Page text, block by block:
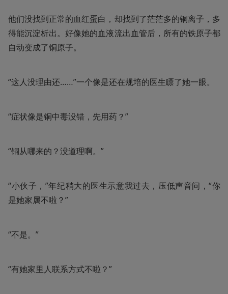
他们没找到正常的血红蛋白，却找到了茫茫多的铜离子，多
得能沉淀析出。好像她的血液流出血管后，所有的铁原子都
自动变成了铜原子。
“这人没理由还……”一个像是还在规培的医生瞟了她一眼。
“症状像是铜中毒没错，先用药？”
“铜从哪来的？没道理啊。”
“小伙子，”年纪稍大的医生示意我过去，压低声音问，“你
是她家属不啦？”
“不是。”
“有她家里人联系方式不啦？”